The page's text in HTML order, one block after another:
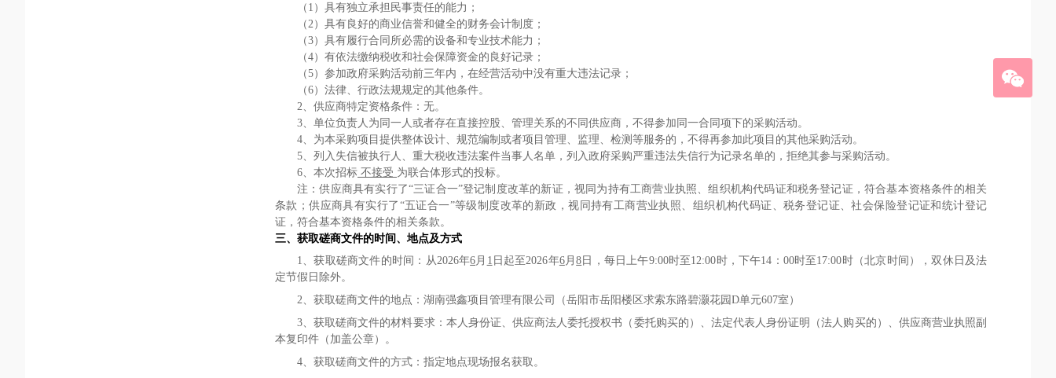
（ 1）具有独立承担民事责任的能力；
（2）具有良好的商业信誉和健全的财务会计制度；
（3）具有履行合同所必需的设备和专业技术能力；
（4）有依法缴纳税收和社会保障资金的良好记录 ；
（5）参加政府采购活动前三年内，在经营活动中没有重大违法记录 ；
（6）法律、行政法规规定的其他条件。
2、供应商特定资格条件：无。
3、 单位负责人为同一人或者存在直接控股、管理关系的不同供应商，不得参加同一合同项下的采购活动。
4、 为本采购项目提供整体设计、规范编制或者项目管理、监理、检测等服务的，不得再参加此项目的其他采购活动。
5、 列入失信被执行人、重大税收违法案件当事人名单，列入政府采购严重违法失信行为记录名单的，拒绝其参与采购活动。
6、 本次招标 不接受 为联合体形式的投标。
注：供应商具有实行了“三证合一”登记制度改革的新证，视同为持有工商营业执照、组织机构代码证和税务登记证，符合基本资格条件的相关
条款；供应商具有实行了“五证合一”等级制度改革的新政，视同持有工商营业执照、组织机构代码证、税务登记证、社会保险登记证和统计登记
证，符合基本资格条件的相关条款。
三、获取磋商文件的时间、地点及方式
1、获取磋商文件的时间： 从2026年6月 1 日 起至2026年6月8 日 ，每日上午9:00时至 12:00时，下午14： 00时至 17:00时（北京时间 ） ，双休日及法
定节假日除外。
2、 获取磋商文件的地点： 湖南强鑫项目管理有限公司（岳阳市岳阳楼区求索东路碧灏花园 D单元607室）
3、获取磋商文件的材料要求：本人身份证、供应商法人委托授权书（委托购买的 ） 、法定代表人身份证明（法人购买的） 、供应商营业执照副
本复印件 （加盖公章） 。
4、 获取磋商文件的方式：指定地点现场报名获取 。